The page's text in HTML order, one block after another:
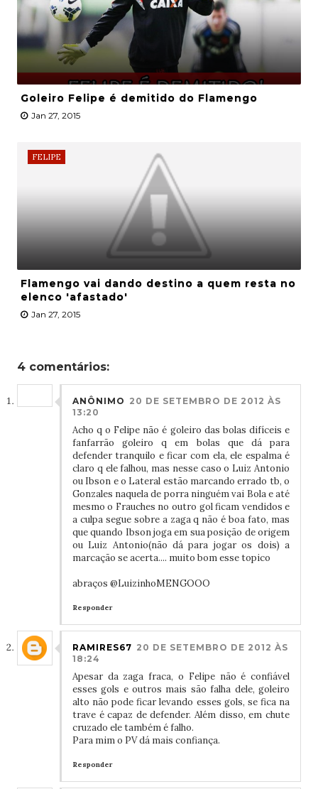
Goleiro Felipe é demitido do Flamengo
Jan 27, 2015
FELIPE
Flamengo vai dando destino a quem resta no
elenco 'afastado'
Jan 27, 2015
4 comentários:
ANÔNIMO 20 DE SETEMBRO DE 2012 ÀS
13:20
Acho q o Felipe não é goleiro das bolas difíceis e
fanfarrão goleiro q em bolas que dá para
defender tranquilo e ficar com ela, ele espalma é
claro q ele falhou, mas nesse caso o Luiz Antonio
ou Ibson e o Lateral estão marcando errado tb, o
Gonzales naquela de porra ninguém vai Bola e até
mesmo o Frauches no outro gol ficam vendidos e
a culpa segue sobre a zaga q não é boa fato, mas
que quando Ibson joga em sua posição de origem
ou Luiz Antonio(não dá para jogar os dois) a
marcação se acerta.... muito bom esse topico
abraços @LuizinhoMENGOOO
Responder
RAMIRES67 20 DE SETEMBRO DE 2012 ÀS
18:24
Apesar da zaga fraca, o Felipe não é confiável
esses gols e outros mais são falha dele, goleiro
alto não pode ficar levando esses gols, se fica na
trave é capaz de defender. Além disso, em chute
cruzado ele também é falho.
Para mim o PV dá mais confiança.
Responder